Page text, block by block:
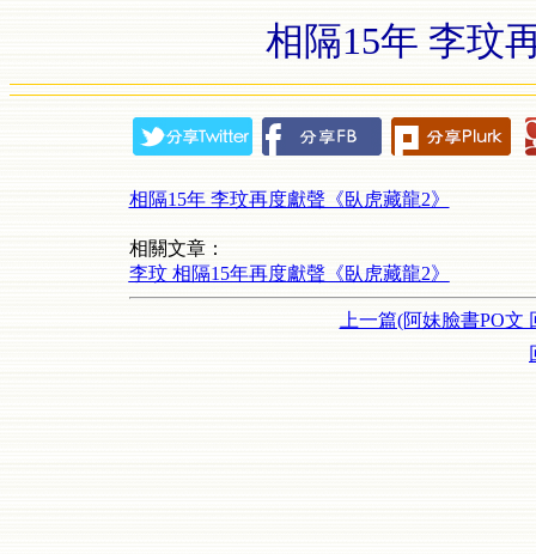
相隔15年 李玟
相隔15年 李玟再度獻聲《臥虎藏龍2》
相關文章：
李玟 相隔15年再度獻聲《臥虎藏龍2》
上一篇(阿妹臉書PO文